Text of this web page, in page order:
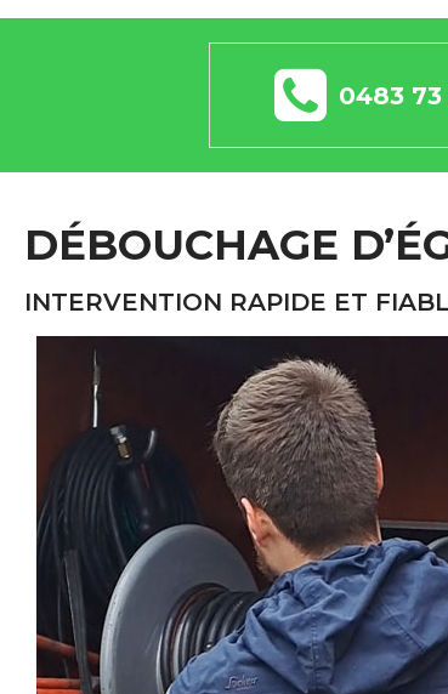
0483 73
DÉBOUCHAGE
INTERVENTION RAPIDE ET